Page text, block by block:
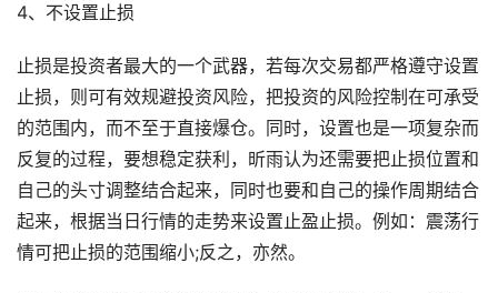
4、不设置止损
止损是投资者最大的一个武器，若每次交易都严格遵守设置
止损，则可有效规避投资风险，把投资的风险控制在可承受
的范围内，而不至于直接爆仓。同时，设置也是一项复杂而
反复的过程，要想稳定获利，昕雨认为还需要把止损位置和
自己的头寸调整结合起来，同时也要和自己的操作周期结合
起来，根据当日行情的走势来设置止盈止损。例如：震荡行
情可把止损的范围缩小;反之，亦然。